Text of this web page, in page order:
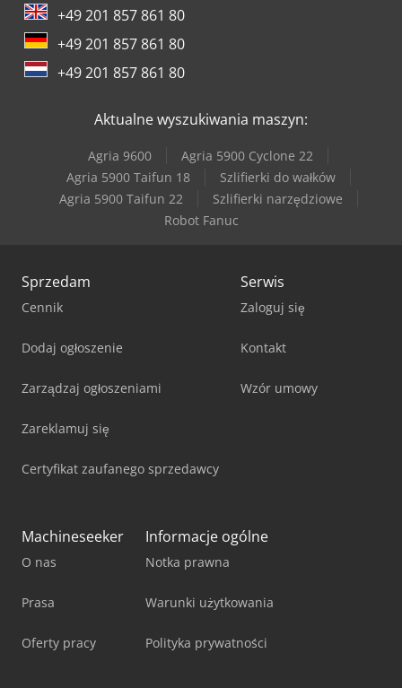
+49 201 857 861 80
+49 201 857 861 80
+49 201 857 861 80
Aktualne wyszukiwania maszyn:
Agria 9600
Agria 5900 Cyclone 22
Agria 5900 Taifun 18
Szlifierki do wałków
Agria 5900 Taifun 22
Szlifierki narzędziowe
Robot Fanuc
Sprzedam
Cennik
Dodaj ogłoszenie
Zarządzaj ogłoszeniami
Zareklamuj się
Certyfikat zaufanego sprzedawcy
Serwis
Zaloguj się
Kontakt
Wzór umowy
Machineseeker
O nas
Prasa
Oferty pracy
Informacje ogólne
Notka prawna
Warunki użytkowania
Polityka prywatności